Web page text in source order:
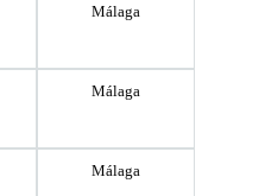
Málaga
Málaga
Málaga